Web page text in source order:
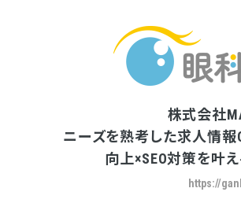
株式会社
ニーズを熟考した求人情報
向上×SEO対策を叶
https://